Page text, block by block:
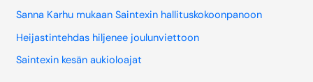
Sanna Karhu mukaan Saintexin hallituskokoonpanoon
Heijastintehdas hiljenee joulunviettoon
Saintexin kesän aukioloajat